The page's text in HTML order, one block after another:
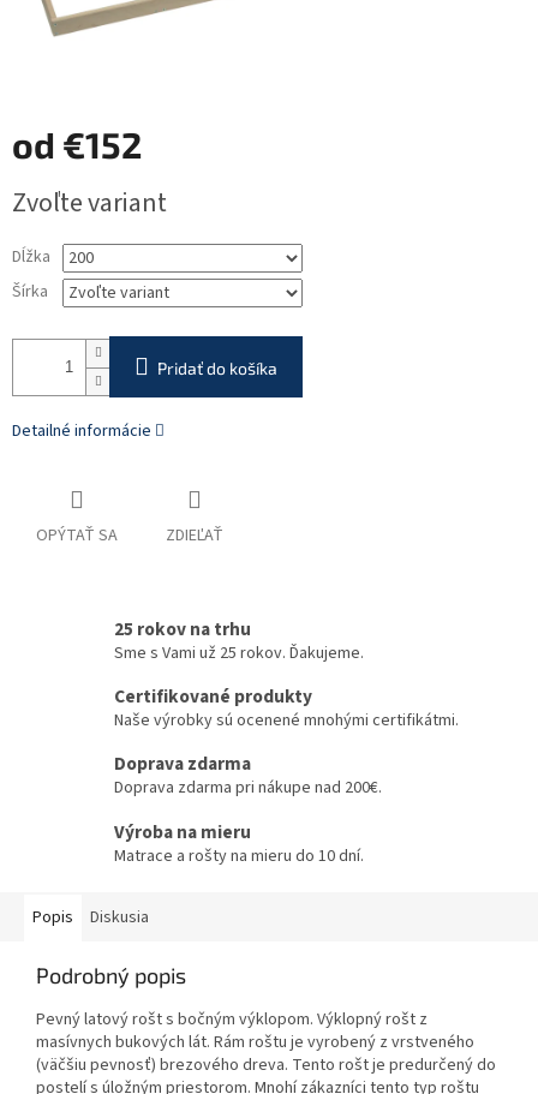
od €152
cena:
Zvoľte variant
Dĺžka
Šírka
Pridať do košíka
Detailné informácie
OPÝTAŤ SA ZDIEĽAŤ
25 rokov na trhu
Sme s Vami už 25 rokov. Ďakujeme.
Certifikované produkty
Naše výrobky sú ocenené mnohými certifikátmi.
Doprava zdarma
Doprava zdarma pri nákupe nad 200€.
Výroba na mieru
Matrace a rošty na mieru do 10 dní.
Popis Diskusia
Podrobný popis
Pevný latový rošt s bočným výklopom. Výklopný rošt z
masívnych bukových lát. Rám roštu je vyrobený z vrstveného
(väčšiu pevnosť) brezového dreva. Tento rošt je predurčený do
postelí s úložným priestorom. Mnohí zákazníci tento typ roštu